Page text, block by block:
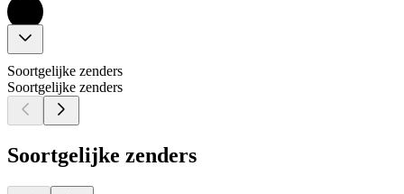
Soortgelijke zenders
Soortgelijke zenders
Soortgelijke zenders